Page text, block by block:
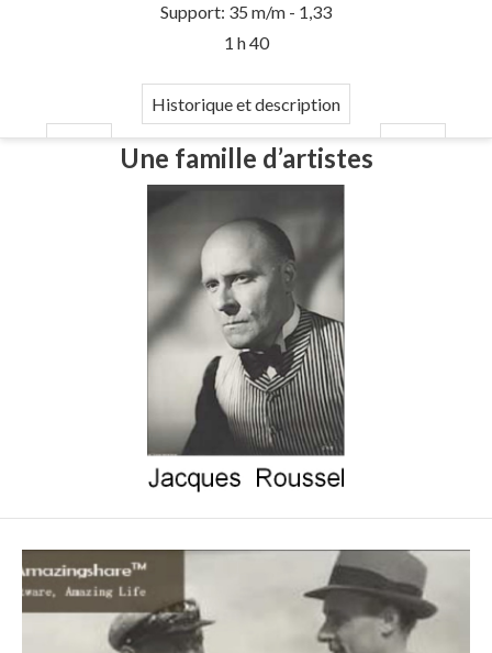
Support: 35 m/m - 1,33
1 h 40
Historique et description
Une famille d’artistes